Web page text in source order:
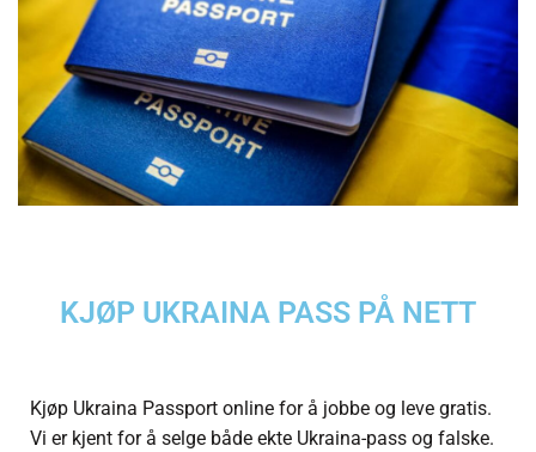
KJØP UKRAINA PASS PÅ NETT
Kjøp Ukraina Passport online for å jobbe og leve gratis.
Vi er kjent for å selge både ekte Ukraina-pass og falske.